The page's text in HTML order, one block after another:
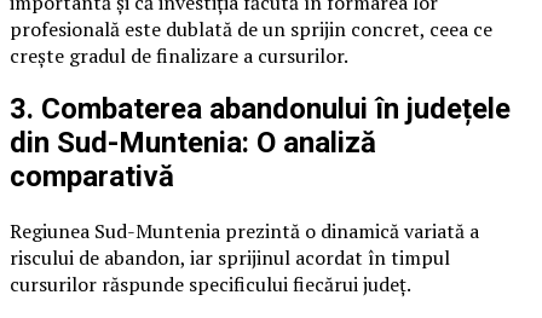
profesională este dublată de un sprijin concret, ceea ce
crește gradul de finalizare a cursurilor.
3. Combaterea abandonului în județele
din Sud-Muntenia: O analiză
comparativă
Regiunea Sud-Muntenia prezintă o dinamică variată a
riscului de abandon, iar sprijinul acordat în timpul
cursurilor răspunde specificului fiecărui județ.